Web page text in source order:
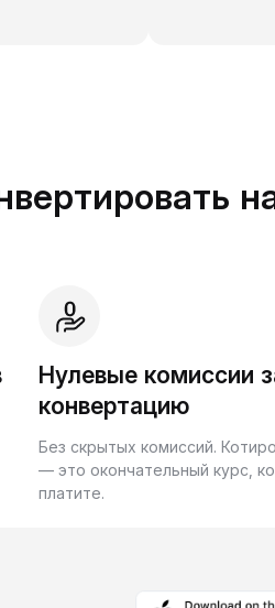
Нулевые комиссии
конвертацию
Без скрытых комиссий.
— это окончательный курс,
платите.